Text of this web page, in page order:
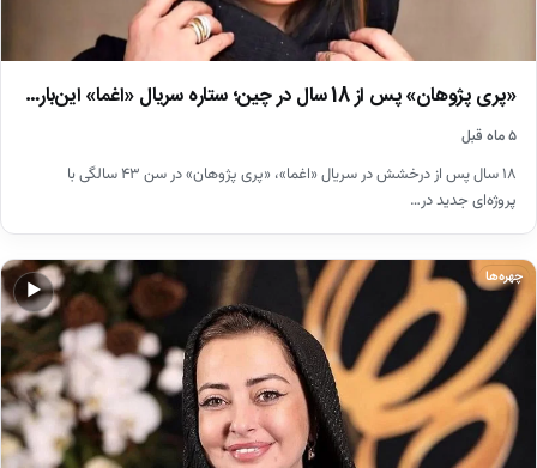
«پری پژوهان» پس از 18 سال در چین؛ ستاره سریال «اغما» این‌بار…
۵ ماه قبل
۱۸ سال پس از درخشش در سریال «اغما»، «پری پژوهان» در سن ۴۳ سالگی با
پروژه‌ای جدید در…
▶
چهره‌ها